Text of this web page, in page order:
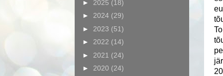
► 2025 (18)
► 2024 (29)
► 2023 (51)
► 2022 (14)
► 2021 (24)
► 2020 (24)